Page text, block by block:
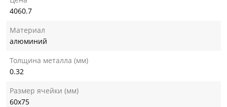
4060.7
Материал
алюминий
Толщина металла (мм)
0.32
Размер ячейки (мм)
60х75